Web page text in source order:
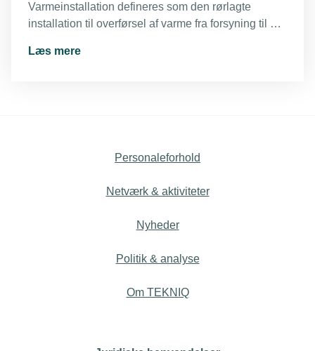
Varmeinstallation defineres som den rørlagte
installation til overførsel af varme fra forsyning til det
Forsyningsenhed til varmeinstallationer omfatter
Læs mere
Personaleforhold
Netværk & aktiviteter
Nyheder
Politik & analyse
Om TEKNIQ